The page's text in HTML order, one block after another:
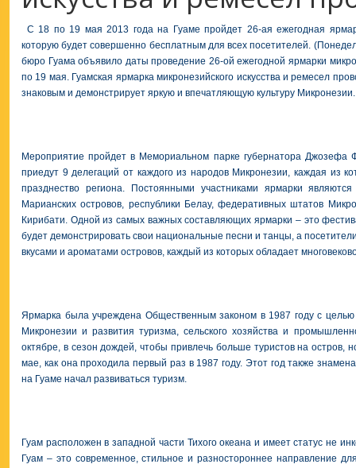
С 18 по 19 мая 2013 года на Гуаме пройдет 26-ая ежегодная
которую будет совершенно бесплатным для всех посетителей.
бюро Гуама объявило даты проведение 26-ой ежегодной ярмарки
по 19 мая. Гуамская ярмарка микронезийского искусства и ремесел
знаковым и демонстрирует яркую и впечатляющую культуру Микронезии.
Мероприятие пройдет в Мемориальном парке губернатора
приедут 9 делегаций от каждого из народов Микронезии, каждая из
празднество региона. Постоянными участниками ярмарки
Марианских островов, республики Белау, федеративных штатов
Кирибати. Одной из самых важных составляющих ярмарки – это
будет демонстрировать свои национальные песни и танцы, а
вкусами и ароматами островов, каждый из которых обладает
Ярмарка была учреждена Общественным законом в 1987 году с целью
Микронезии и развития туризма, сельского хозяйства и
октябре, в сезон дождей, чтобы привлечь больше туристов на остров,
мае, как она проходила первый раз в 1987 году. Этот год также
на Гуаме начал развиваться туризм.
Гуам расположен в западной части Тихого океана и имеет статус не
Гуам – это современное, стильное и разностороннее направление